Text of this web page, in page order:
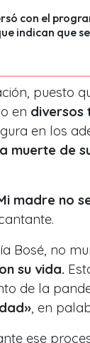
con el
indican que
puesto
en diversos
en los
muerte de
madre no
.
Bosé, no
su vida.
de la
, en
ese